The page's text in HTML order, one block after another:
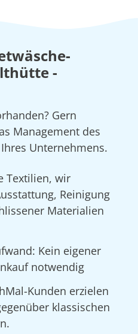
-
Gern
Management des
Unternehmens.
Textilien, wir
Reinigung
Materialien
Kein eigener
notwendig
Kunden erzielen
klassischen